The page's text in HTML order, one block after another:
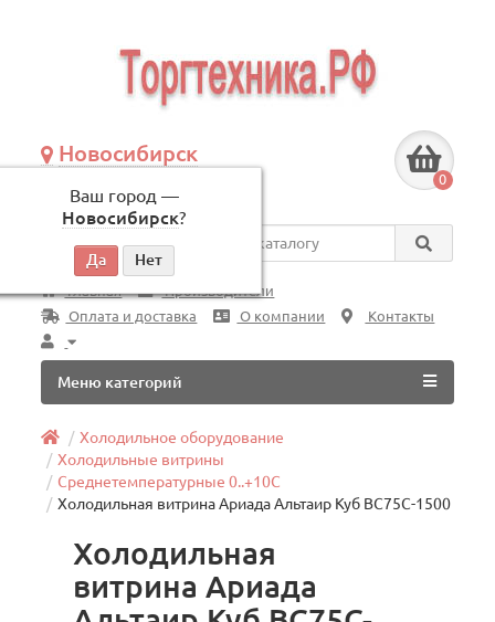
Новосибирск
Ваш город —
Новосибирск?
по будням, с 09:00 до 18:00
0
Везде
Главная
Производители
Оплата и доставка
О компании Контакты
Меню категорий
Холодильное оборудование
Холодильные витрины
Среднетемпературные 0..+10C
Холодильная витрина Ариада Альтаир Куб ВС75C-1500
Холодильная
витрина Ариада